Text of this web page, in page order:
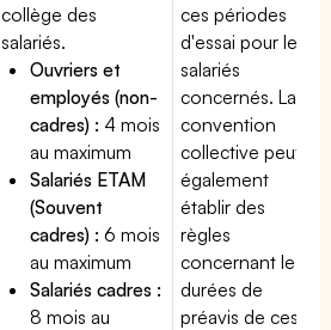
collège des
salariés.
Ouvriers et
employés (non-
cadres) : 4 mois
au maximum
Salariés ETAM
(Souvent
cadres) : 6 mois
au maximum
Salariés cadres :
8 mois au
ces périodes
d'essai pour les
salariés
concernés. La
convention
collective peut
également
établir des
règles
concernant les
durées de
préavis de ces